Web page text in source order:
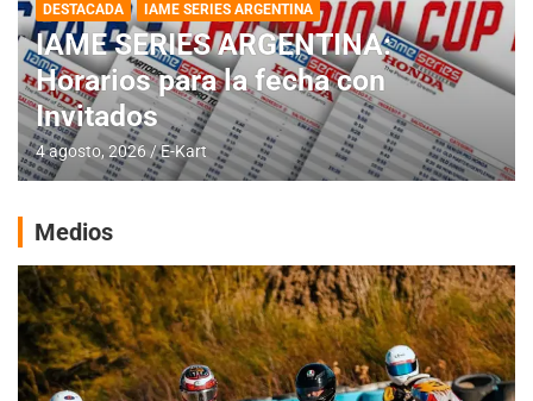
DESTACADA IAME SERIES ARGENTINA
IAME SERIES ARGENTINA:
Horarios para la fecha con
Invitados
4 agosto, 2026 E-Kart
Medios